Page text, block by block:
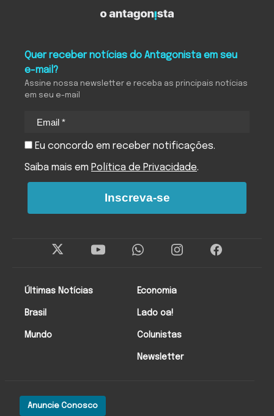
Anuncie Conosco
Últimas Notícias
Brasil
Mundo
Economia
Lado oa!
Colunistas
Newsletter
Quer receber notícias do Antagonista em seu
e-mail?
Assine nossa newsletter e receba as principais notícias
em seu e-mail
Eu concordo em receber notificações.
Saiba mais em Política de Privacidade.
Inscreva-se